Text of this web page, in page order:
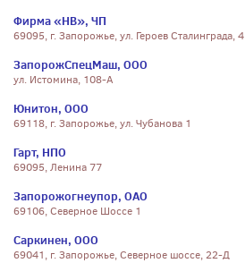
Фирма «НВ», ЧП
69095, г. Запорожье, ул. Героев Сталинграда, 4
ЗапорожСпецМаш, ООО
ул. Истомина, 108-А
Юнитон, ООО
69118, г. Запорожье, ул. Чубанова 1
Гарт, НПО
69095, Ленина 77
Запорожогнеупор, ОАО
69106, Северное Шоссе 1
Саркинен, ООО
69041, г. Запорожье, Северное шоссе, 22-Д